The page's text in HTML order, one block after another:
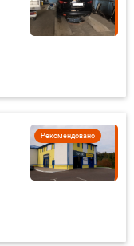
Рекомендовано